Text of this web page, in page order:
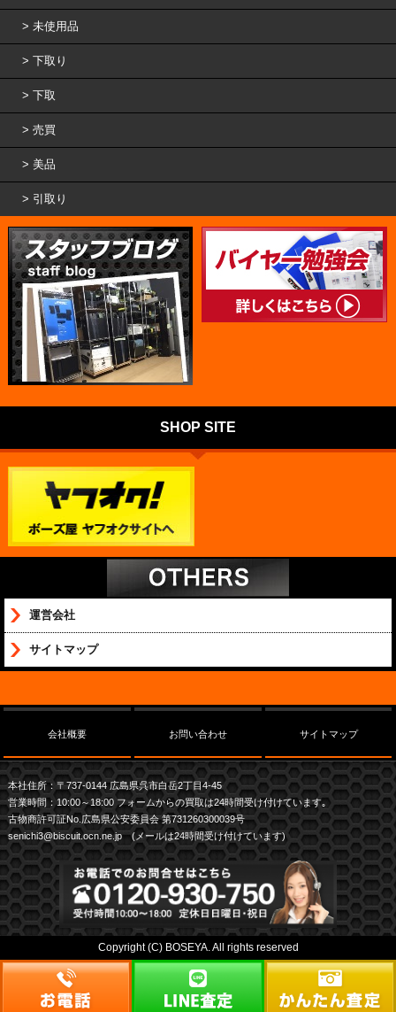
未使用品
下取り
下取
売買
美品
引取り
SHOP SITE
運営会社
サイトマップ
会社概要 お問い合わせ サイトマップ
本社住所：〒737-0144 広島県呉市白岳2丁目4-45
営業時間：10:00～18:00 フォームからの買取は24時間受け付けています｡
古物商許可証No.広島県公安委員会 第731260300039号
senichi3@biscuit.ocn.ne.jp (メールは24時間受け付けています)
Copyright (C) BOSEYA. All rights reserved